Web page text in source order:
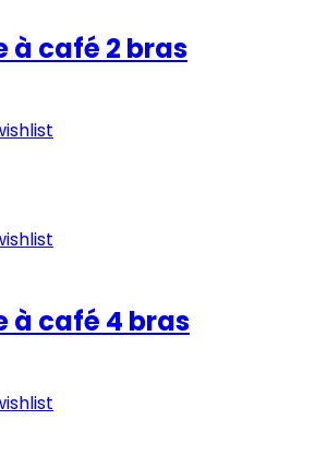
à café 2 bras
à café 4 bras